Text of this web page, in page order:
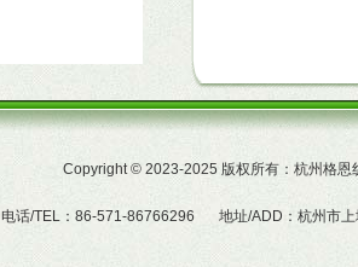
Copyright© 2023-2025 版权所有：杭州格
电话/TEL：86-571-86766296 地址/ADD：杭州市